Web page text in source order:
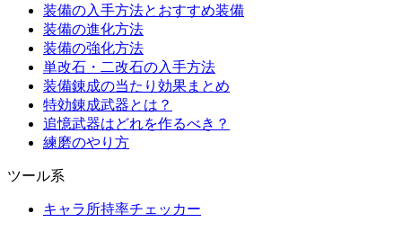
装備の入手方法とおすすめ装備
装備の進化方法
装備の強化方法
単改石・二改石の入手方法
装備錬成の当たり効果まとめ
特効錬成武器とは？
追憶武器はどれを作るべき？
練磨のやり方
ツール系
キャラ所持率チェッカー